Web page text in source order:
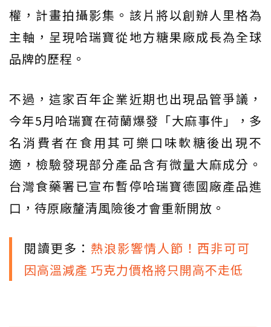
權，計畫拍攝影集。該片將以創辦人里格為
主軸，呈現哈瑞寶從地方糖果廠成長為全球
品牌的歷程。
不過，這家百年企業近期也出現品管爭議，
今年5月哈瑞寶在荷蘭爆發「大麻事件」，多
名消費者在食用其可樂口味軟糖後出現不
適，檢驗發現部分產品含有微量大麻成分。
台灣食藥署已宣布暫停哈瑞寶德國廠產品進
口，待原廠釐清風險後才會重新開放。
閱讀更多： 熱浪影響情人節！西非可可
因高溫減產 巧克力價格將只開高不走低